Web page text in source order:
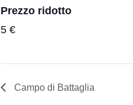
Prezzo ridotto
5 €
Campo di Battaglia